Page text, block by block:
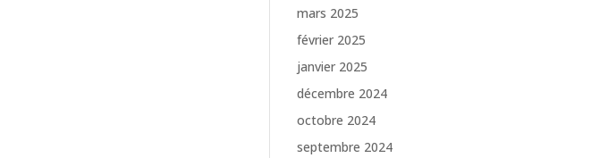
mars 2025
février 2025
janvier 2025
décembre 2024
octobre 2024
septembre 2024